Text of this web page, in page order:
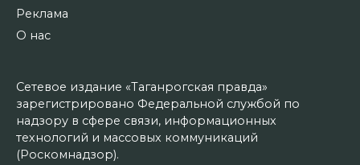
Реклама
О нас
Сетевое издание «Таганрогская правда»
зарегистрировано Федеральной службой по
надзору в сфере связи, информационных
технологий и массовых коммуникаций
(Роскомнадзор).